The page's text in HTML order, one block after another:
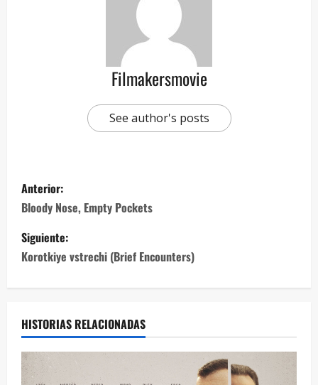
Filmakersmovie
See author's posts
Anterior:
Bloody Nose, Empty Pockets
Siguiente:
Korotkiye vstrechi (Brief Encounters)
HISTORIAS RELACIONADAS